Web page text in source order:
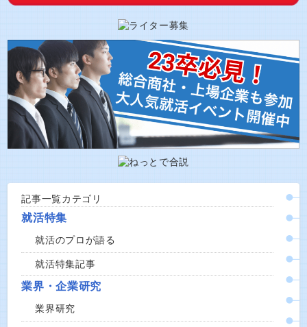
記事一覧カテゴリ
就活特集
就活のプロが語る
就活特集記事
業界・企業研究
業界研究